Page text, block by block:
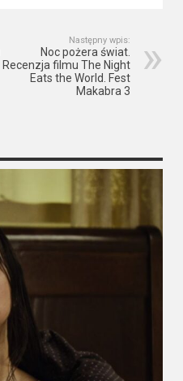
Następny wpis:
Noc pożera świat.
Recenzja filmu The Night
Eats the World. Fest
Makabra 3